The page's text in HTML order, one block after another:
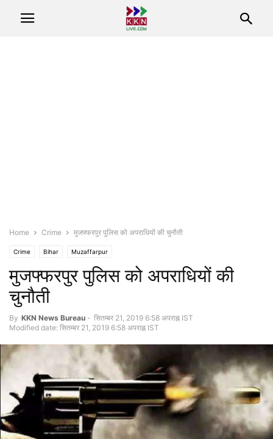
Home Crime मुजफ्फरपुर पुलिस को अपराधियों की चुनौती
Crime Bihar Muzaffarpur
मुजफ्फरपुर पुलिस को अपराधियों की
चुनौती
By KKN News Bureau - सितम्बर 21, 2019 6:58 अपराह्न IST
Modified date: सितम्बर 21, 2019 6:58 अपराह्न IST